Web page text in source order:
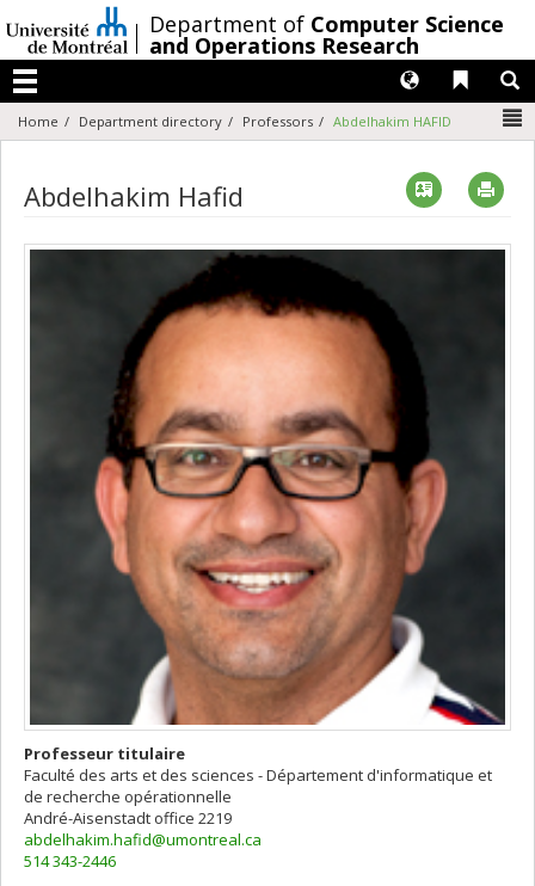
au
contenu
/Department of Computer Science
and Operations Research
Menu
Liens
Langues
Home Department directory Professors Abdelhakim HAFID
Abdelhakim Hafid Vcard
Professeur titulaire
Faculté des arts et des sciences - Département d'informatique et
de recherche opérationnelle
André-Aisenstadt office 2219
abdelhakim.hafid@umontreal.ca
514 343-2446